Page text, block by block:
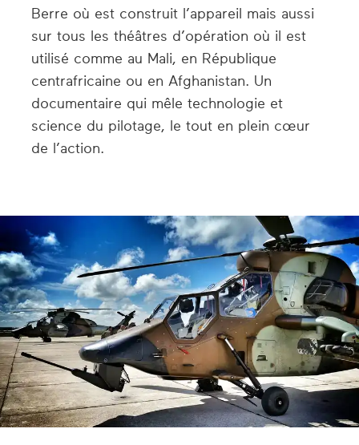
Berre où est construit l’appareil mais aussi
sur tous les théâtres d’opération où il est
utilisé comme au Mali, en République
centrafricaine ou en Afghanistan. Un
documentaire qui mêle technologie et
science du pilotage, le tout en plein cœur
de l’action.